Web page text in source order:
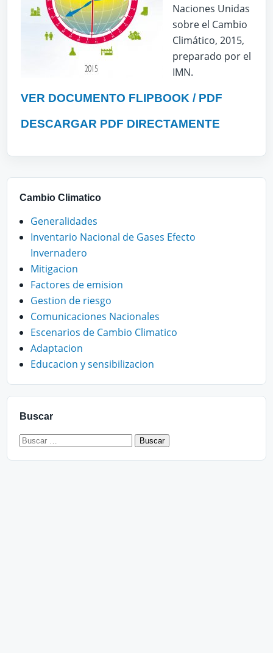
Naciones Unidas
sobre el Cambio
Climático, 2015,
preparado por el
IMN.
VER DOCUMENTO FLIPBOOK / PDF
DESCARGAR PDF DIRECTAMENTE
Cambio Climatico
Generalidades
Inventario Nacional de Gases Efecto
Invernadero
Mitigacion
Factores de emision
Gestion de riesgo
Comunicaciones Nacionales
Escenarios de Cambio Climatico
Adaptacion
Educacion y sensibilizacion
Buscar
Buscar: